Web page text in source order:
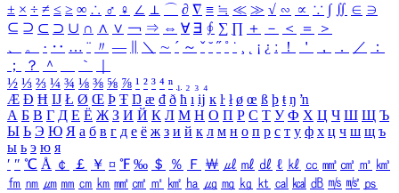
± × ÷ ≠ ≤ ≥ ∞ ∴ ♂ ♀ ∠ ⊥ ⌒ ∂ ∇ ≡ ≒ ≪ ≫ √ ∽ ∝ ∵ ∫ ∬ ∈ ∋
⊆ ⊇ ⊂ ⊃ ∪ ∩ ∧ ∨ ￢ ⇒ ⇔ ∀ ∃ ∮ ∑ ∏ ＋ － ＜ ＝
＞
、
。 · ‥ … ¨ 〃 ― ＼ ∼ ´ ～ ˇ ˘ ˝ ˚ ˙ ¸ ¡ ¿ ː ！ ＇ ， ． ／
：
；
？ ＾ ｀
½ ⅓ ⅔ ¼ ¾ ⅛ ⅜ ⅝ ⅞ ¹ ² ³ ⁴ ⁿ ₁ ₂ ₃ ₄
Æ Ð Ħ Ĳ Ł Ø Œ Þ Ŧ Ŋ æ đ ð ħ ı ĳ ĸ ŀ ł ø œ ß þ ŧ ŋ ŉ
А Б В Г Д Е Ё Ж З И Й К Л М Н О П Р С Т У Ф Х Ц Ч Ш Щ Ъ
Ы Ь Э Ю Я а б в г д е ё ж з и й к л м н о п р с т у ф х ц ч ш щ ъ
ы ь э ю я
′ ″ ℃ Å ￠ ￡ ￥ ¤ ℉ ‰ ＄ ％ Ｆ ￦ ㎕ ㎖ ㎗ ℓ ㎘ ㏄ ㎣ ㎤ ㎥ ㎦
㎙ ㎚ ㎛ ㎜ ㎝ ㎞ ㎟ ㎠ ㎡ ㎢ ㏊ ㎍ ㎎ ㎏ ㏏ ㎈ ㎉ ㏈ ㎧ ㎨ ㎰